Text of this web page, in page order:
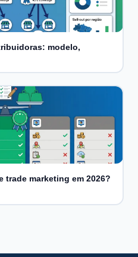
modelo,
trade marketing em 2026?